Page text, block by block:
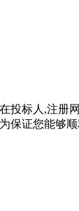
投标人,注册
保证您能够